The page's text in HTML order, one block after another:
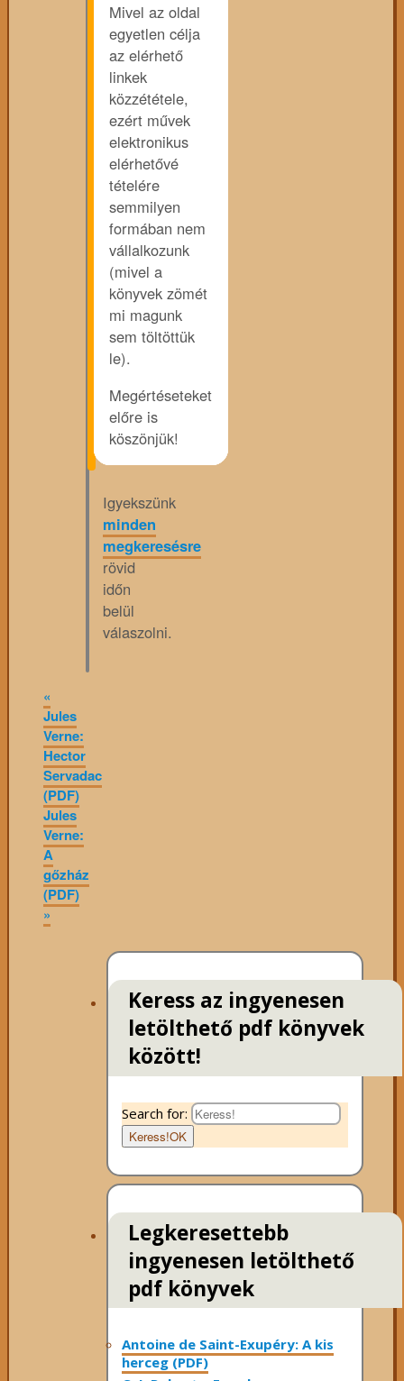
Mivel az oldal
egyetlen célja
az elérhető
linkek
közzététele,
ezért művek
elektronikus
elérhetővé
tételére
semmilyen
formában nem
vállalkozunk
(mivel a
könyvek zömét
mi magunk
sem töltöttük
le).
Megértéseteket
előre is
köszönjük!
Igyekszünk
minden
megkeresésre
rövid
időn
belül
válaszolni.
«
Jules
Verne:
Hector
Servadac
(PDF)
Jules
Verne:
A
gőzház
(PDF)
»
Keress az ingyenesen
letölthető pdf könyvek
között!
Search for:
Keress!OK
Legkeresettebb
ingyenesen letölthető
pdf könyvek
Antoine de Saint-Exupéry: A kis
herceg (PDF)